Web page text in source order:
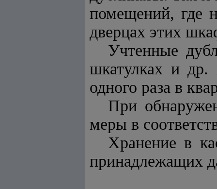
помещений, где
дверцах этих
Учтенные
шкатулках и др.
одного раза в
При
меры в
Хранение в
принадлежащих